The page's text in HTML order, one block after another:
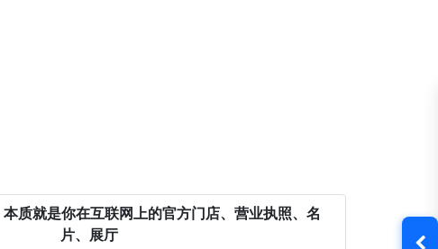
质就是你在互联网上的官方门店、营业执照、名
片、展厅